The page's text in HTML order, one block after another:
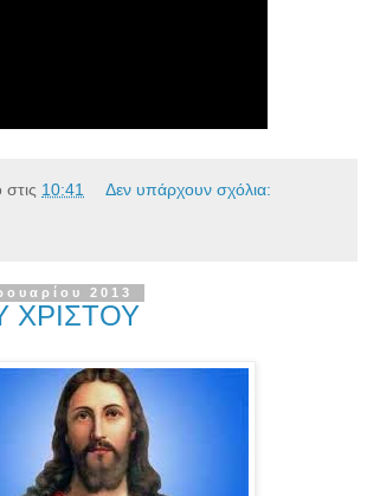
στις 10:41 Δεν υπάρχουν σχόλια:
2013
ΧΡΙΣΤΟΥ